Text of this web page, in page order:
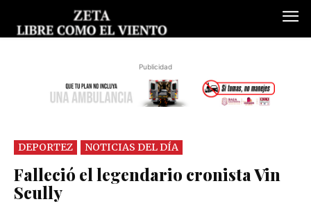
Publicidad
DEPORTEZ NOTICIAS DEL DÍA
Falleció el legendario cronista Vin
Scully